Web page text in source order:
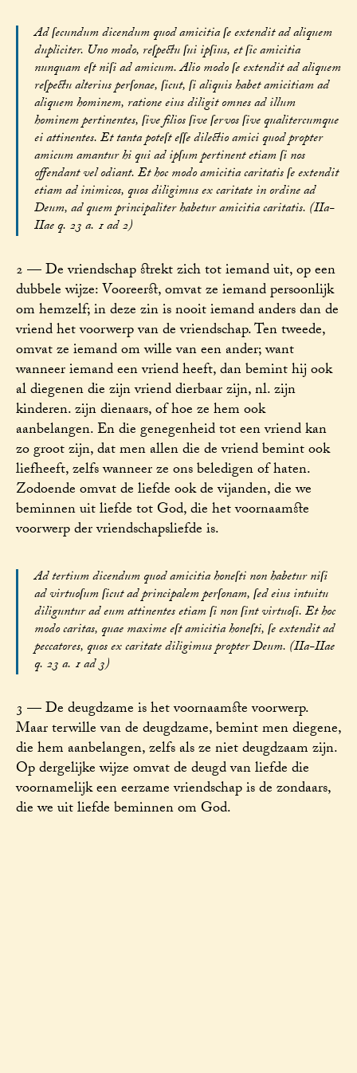
Ad ſecundum dicendum quod amicitia ſe extendit ad aliquem
dupliciter. Uno modo, reſpectu ſui ipſius, et ſic amicitia
nunquam eſt niſi ad amicum. Alio modo ſe extendit ad aliquem
reſpectu alterius perſonae, ſicut, ſi aliquis habet amicitiam ad
aliquem hominem, ratione eius diligit omnes ad illum
hominem pertinentes, ſive filios ſive ſervos ſive qualitercumque
ei attinentes. Et tanta poteſt eſſe dilectio amici quod propter
amicum amantur hi qui ad ipſum pertinent etiam ſi nos
offendant vel odiant. Et hoc modo amicitia caritatis ſe extendit
etiam ad inimicos, quos diligimus ex caritate in ordine ad
Deum, ad quem principaliter habetur amicitia caritatis. (IIa-
IIae q. 23 a. 1 ad 2)
2 — De vriendschap strekt zich tot iemand uit, op een
dubbele wijze: Vooreerst, omvat ze iemand persoonlijk
om hemzelf; in deze zin is nooit iemand anders dan de
vriend het voorwerp van de vriendschap. Ten tweede,
omvat ze iemand om wille van een ander; want
wanneer iemand een vriend heeft, dan bemint hij ook
al diegenen die zijn vriend dierbaar zijn, nl. zijn
kinderen. zijn dienaars, of hoe ze hem ook
aanbelangen. En die genegenheid tot een vriend kan
zo groot zijn, dat men allen die de vriend bemint ook
liefheeft, zelfs wanneer ze ons beledigen of haten.
Zodoende omvat de liefde ook de vijanden, die we
beminnen uit liefde tot God, die het voornaamste
voorwerp der vriendschapsliefde is.
Ad tertium dicendum quod amicitia honeſti non habetur niſi
ad virtuoſum ſicut ad principalem perſonam, ſed eius intuitu
diliguntur ad eum attinentes etiam ſi non ſint virtuoſi. Et hoc
modo caritas, quae maxime eſt amicitia honeſti, ſe extendit ad
peccatores, quos ex caritate diligimus propter Deum. (IIa-IIae
q. 23 a. 1 ad 3)
3 — De deugdzame is het voornaamste voorwerp.
Maar terwille van de deugdzame, bemint men diegene,
die hem aanbelangen, zelfs als ze niet deugdzaam zijn.
Op dergelijke wijze omvat de deugd van liefde die
voornamelijk een eerzame vriendschap is de zondaars,
die we uit liefde beminnen om God.